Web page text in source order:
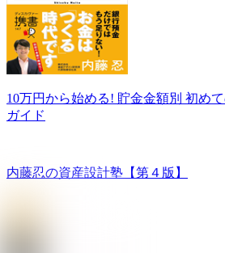
10万円から始める! 貯金金額別 初め
ガイド
内藤忍の資産設計塾【第４版】